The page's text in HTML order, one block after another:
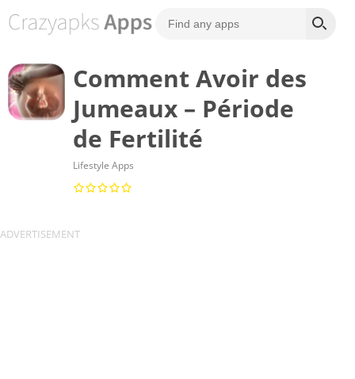
Comment Avoir des
Jumeaux – Période
de Fertilité
Lifestyle Apps